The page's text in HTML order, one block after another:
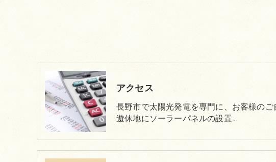
アクセス
長野市で太陽光発電を専門に、お客様の
遊休地にソーラーパネルの設置…